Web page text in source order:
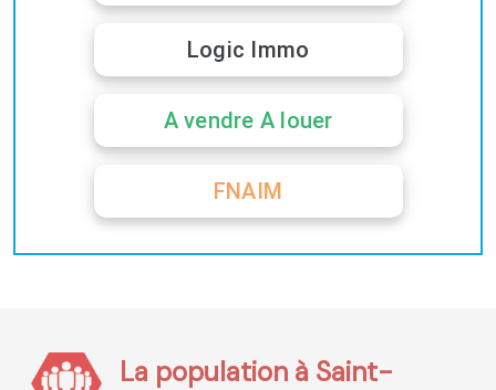
Logic Immo
A vendre A louer
FNAIM
La population à Saint-